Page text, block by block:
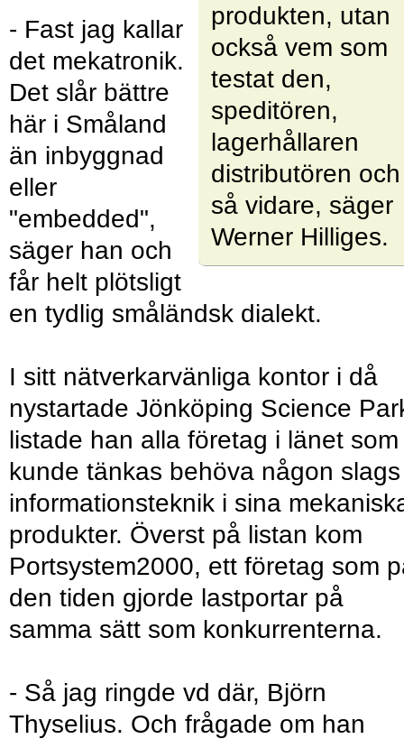
produkten, utan
också vem som
testat den,
speditören,
lagerhållaren
distributören och
så vidare, säger
Werner Hilliges.
- Fast jag kallar
det mekatronik.
Det slår bättre
här i Småland
än inbyggnad
eller
"embedded",
säger han och
får helt plötsligt
en tydlig småländsk dialekt.
I sitt nätverkarvänliga kontor i då
nystartade Jönköping Science
listade han alla företag i länet som
kunde tänkas behöva någon slags
informationsteknik i sina
produkter. Överst på listan kom
Portsystem2000, ett företag som
den tiden gjorde lastportar på
samma sätt som konkurrenterna.
- Så jag ringde vd där, Björn
Thyselius. Och frågade om han